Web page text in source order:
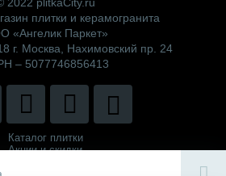
плитки и керамогранита
«Ангелик Паркет»
г. Москва, Нахимовский пр. 24
– 5077746856413
Каталог плитки
Акции и скидки